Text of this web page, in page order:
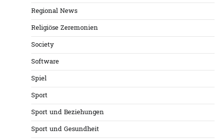
Regional News
Religiöse Zeremonien
Society
Software
Spiel
Sport
Sport und Beziehungen
Sport und Gesundheit